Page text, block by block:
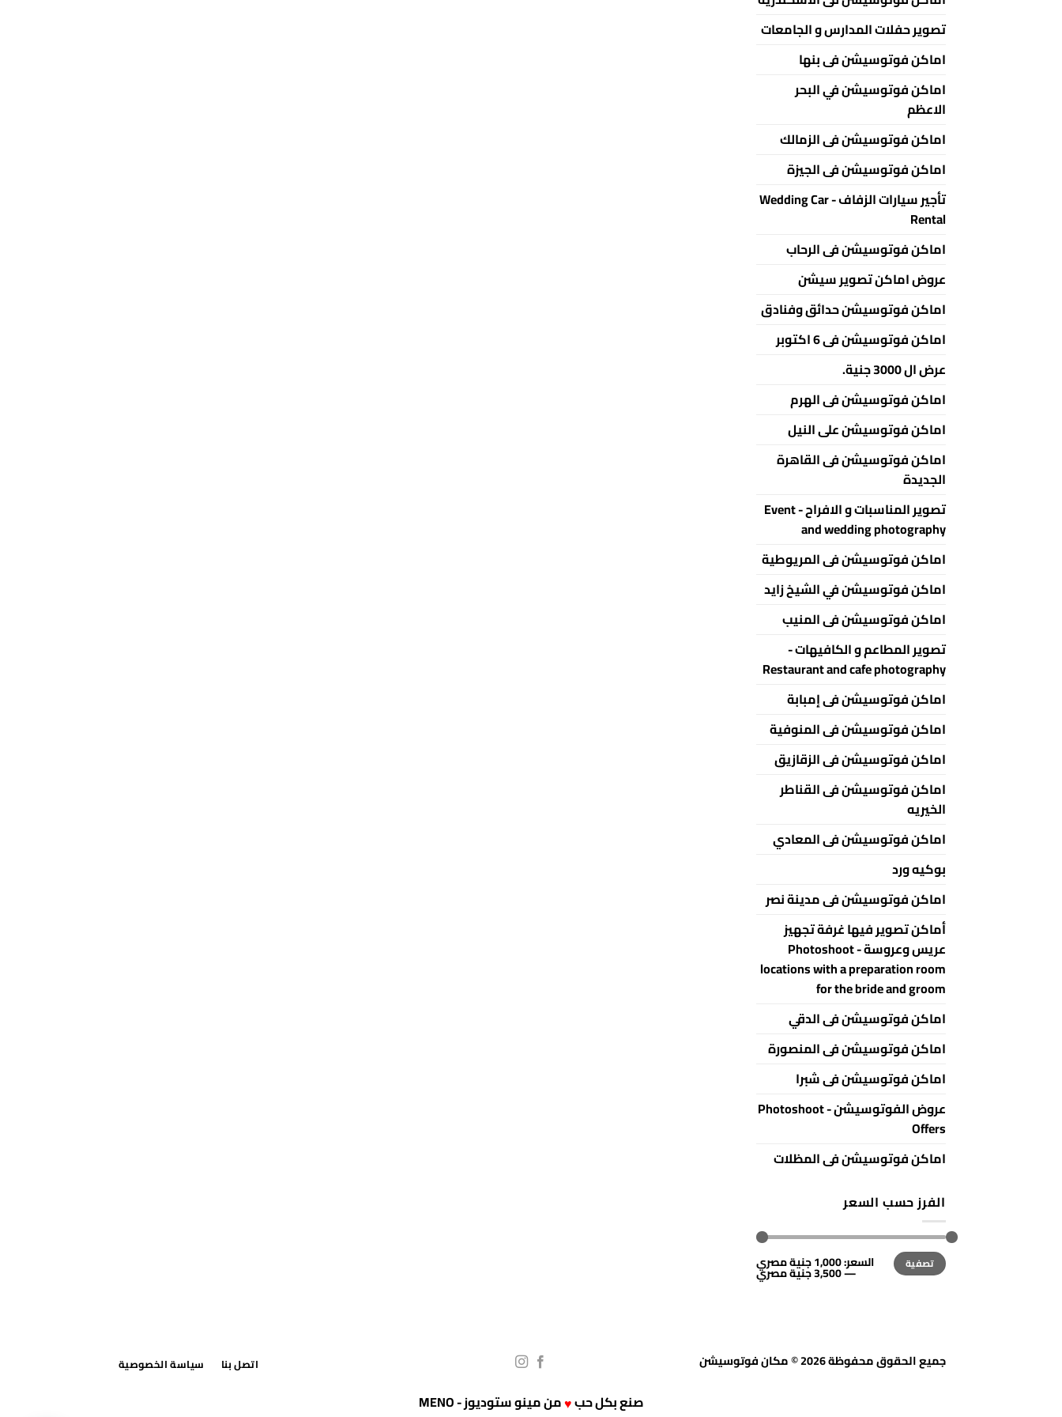
تصوير حفلات المدارس و الجامعات
اماكن فوتوسيشن فى بنها
اماكن فوتوسيشن في البحر
الاعظم
اماكن فوتوسيشن فى الزمالك
اماكن فوتوسيشن فى الجيزة
تأجير سيارات الزفاف - Wedding Car
Rental
اماكن فوتوسيشن فى الرحاب
عروض اماكن تصوير سيشن
اماكن فوتوسيشن حدائق وفنادق
اماكن فوتوسيشن فى 6 اكتوبر
عرض ال 3000 جنية.
اماكن فوتوسيشن فى الهرم
اماكن فوتوسيشن على النيل
اماكن فوتوسيشن فى القاهرة
الجديدة
تصوير المناسبات و الافراح - Event
and wedding photography
اماكن فوتوسيشن فى المريوطية
اماكن فوتوسيشن في الشيخ زايد
اماكن فوتوسيشن فى المنيب
تصوير المطاعم و الكافيهات -
Restaurant and cafe photography
اماكن فوتوسيشن فى إمبابة
اماكن فوتوسيشن فى المنوفية
اماكن فوتوسيشن فى الزقازيق
اماكن فوتوسيشن فى القناطر
الخيريه
اماكن فوتوسيشن فى المعادي
بوكيه ورد
اماكن فوتوسيشن فى مدينة نصر
أماكن تصوير فيها غرفة تجهيز
عريس وعروسة - Photoshoot
locations with a preparation room
for the bride and groom
اماكن فوتوسيشن فى الدقي
اماكن فوتوسيشن فى المنصورة
اماكن فوتوسيشن فى شبرا
عروض الفوتوسيشن - Photoshoot
Offers
اماكن فوتوسيشن فى المظلات
الفرز حسب السعر
أدنى
سعر
أعلى
سعرتصفية السعر:1,000 جنية مصري
—3,500 جنية مصري
جميع الحقوق محفوظة 2026 © مكان فوتوسيشن
صنع بكل حب♥من
مينو ستوديوز - MENO
اتصل بنا سياسة الخصوصية